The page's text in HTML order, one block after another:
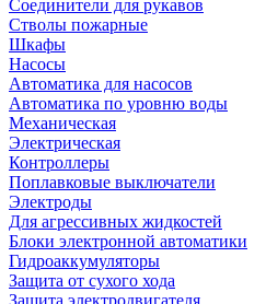
Соединители для рукавов
Стволы пожарные
Шкафы
Насосы
Автоматика для насосов
Автоматика по уровню воды
Механическая
Электрическая
Контроллеры
Поплавковые выключатели
Электроды
Для агрессивных жидкостей
Блоки электронной автоматики
Гидроаккумуляторы
Защита от сухого хода
Защита электродвигателя